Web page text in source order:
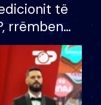
të
rrëmben
mijë eurosh